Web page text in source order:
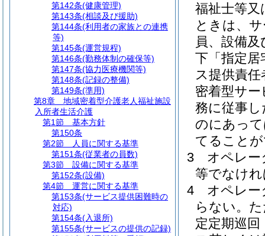
福祉士等又
ときは、
員、設備
下「指定
ス提供責
密着型サ
務に従事
のにあっ
てること
3
オペレー
等でなけ
4
オペレー
らない。
定定期巡
第142条(健康管理)
第143条(相談及び援助)
第144条(利用者の家族との連携
等)
第145条(運営規程)
第146条(勤務体制の確保等)
第147条(協力医療機関等)
第148条(記録の整備)
第149条(準用)
第8章
地域密着型介護老人福祉施設
入所者生活介護
第1節
基本方針
第150条
第2節
人員に関する基準
第151条(従業者の員数)
第3節
設備に関する基準
第152条(設備)
第4節
運営に関する基準
第153条(サービス提供困難時の
対応)
第154条(入退所)
第155条(サービスの提供の記録)